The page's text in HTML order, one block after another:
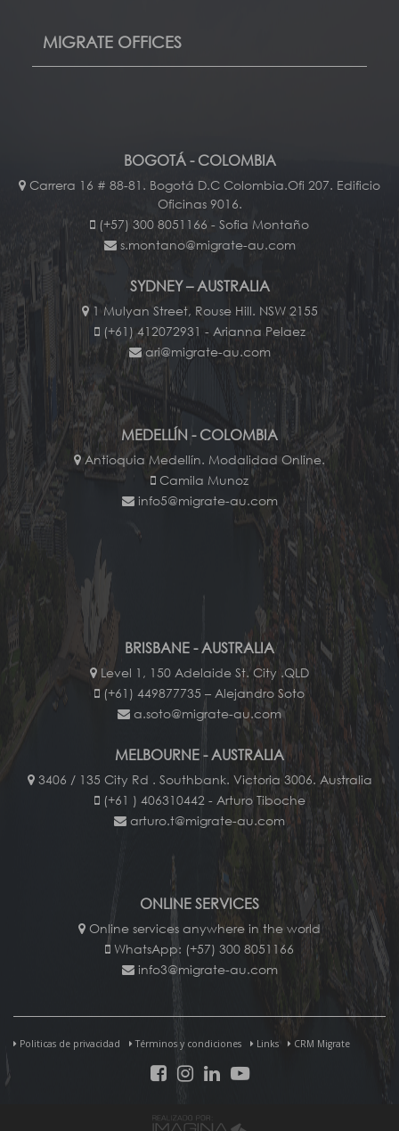
MIGRATE OFFICES
BOGOTÁ - COLOMBIA
Carrera 16 # 88-81. Bogotá D.C Colombia.Ofi 207. Edificio
Oficinas 9016.
(+57) 300 8051166 - Sofia Montaño
s.montano@migrate-au.com
SYDNEY – AUSTRALIA
1 Mulyan Street, Rouse Hill. NSW 2155
(+61) 412072931 - Arianna Pelaez
ari@migrate-au.com
MEDELLÍN - COLOMBIA
Antioquia Medellín. Modalidad Online.
Camila Munoz
info5@migrate-au.com
BRISBANE - AUSTRALIA
Level 1, 150 Adelaide St. City .QLD
(+61) 449877735 – Alejandro Soto
a.soto@migrate-au.com
MELBOURNE - AUSTRALIA
3406 / 135 City Rd . Southbank. Victoria 3006. Australia
(+61 ) 406310442 - Arturo Tiboche
arturo.t@migrate-au.com
ONLINE SERVICES
Online services anywhere in the world
WhatsApp: (+57) 300 8051166
info3@migrate-au.com
Politicas de privacidad Términos y condiciones Links CRM Migrate